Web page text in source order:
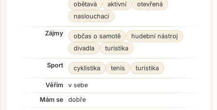
obětavá
aktivní
otevřená
naslouchací
Zájmy občas o samotě
hudební nástroj
divadla
turistika
Sport cyklistika tenis turistika
Věřím
v sebe
Mám se
dobře